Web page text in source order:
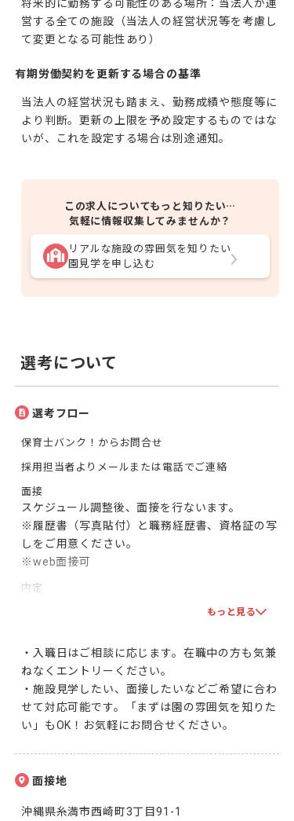
将来的に勤務する可能性のある場所：当法人が運
営する全ての施設（当法人の経営状況等を考慮し
て変更となる可能性あり）
有期労働契約を更新する場合の基準
当法人の経営状況も踏まえ、勤務成績や態度等に
より判断。更新の上限を予め設定するものではな
いが、これを設定する場合は別途通知。
この求人についてもっと知りたい…
気軽に情報収集してみませんか？
リアルな施設の雰囲気を知りたい
園見学を申し込む
選考について
選考フロー
保育士バンク！からお問合せ
採用担当者よりメールまたは電話でご連絡
面接
スケジュール調整後、面接を行ないます。
※履歴書（写真貼付）と職務経歴書、資格証の写
しをご用意ください。
※web面接可
内定
もっと見る
・入職日はご相談に応じます。在職中の方も気兼
ねなくエントリーください。
・施設見学したい、面接したいなどご希望に合わ
せて対応可能です。「まずは園の雰囲気を知りた
い」もOK！お気軽にお問合せください。
面接地
沖縄県糸満市西崎町3丁目91-1